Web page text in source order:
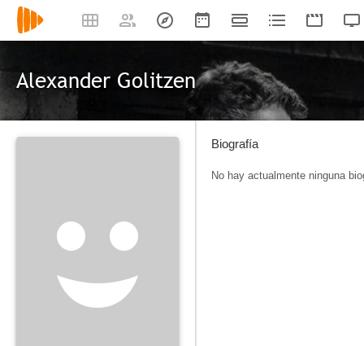
Alexander Golitzen
Biografía
No hay actualmente ninguna